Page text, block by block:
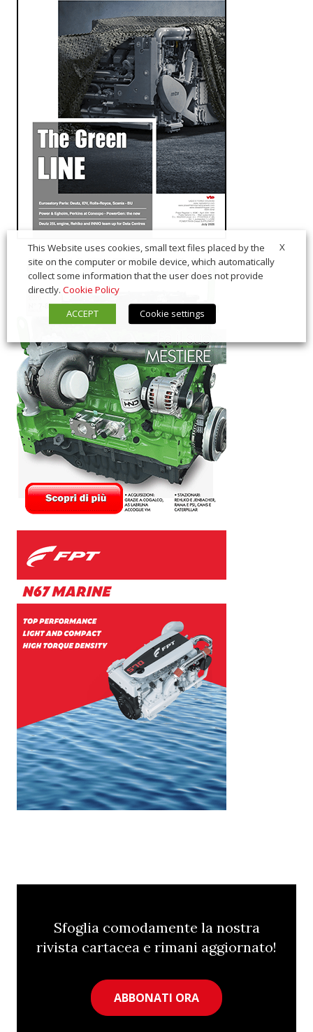
Sfoglia comodamente la nostra
rivista cartacea e rimani aggiornato!
ABBONATI ORA
X
This Website uses cookies, small text files placed by the
site on the computer or mobile device, which automatically
collect some information that the user does not provide
directly. Cookie Policy
ACCEPT
Cookie settings